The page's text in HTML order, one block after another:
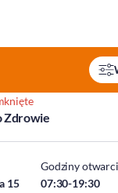
Zdrowie
15
Godziny
07:30-19:30